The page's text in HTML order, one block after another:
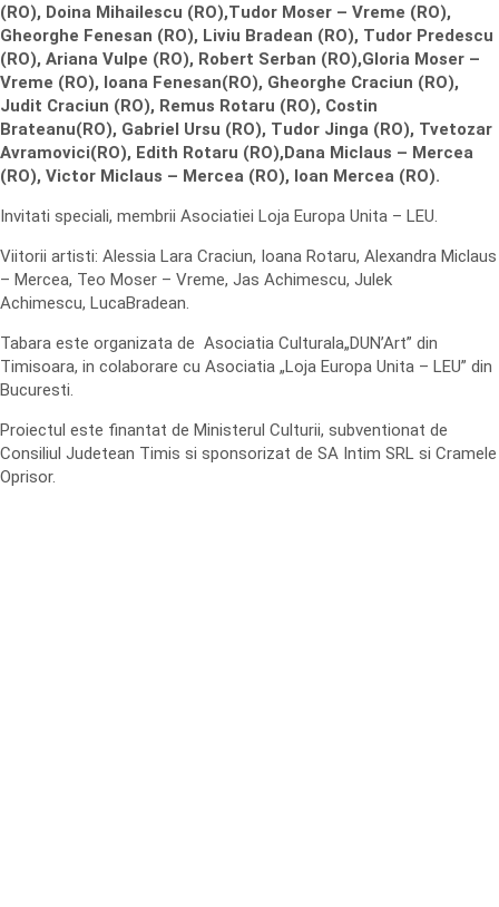
(RO), Doina Mihailescu (RO),Tudor Moser – Vreme (RO),
Gheorghe Fenesan (RO), Liviu Bradean (RO), Tudor Predescu
(RO), Ariana Vulpe (RO), Robert Serban (RO),Gloria Moser –
Vreme (RO), Ioana Fenesan(RO), Gheorghe Craciun (RO),
Judit Craciun (RO), Remus Rotaru (RO), Costin
Brateanu(RO), Gabriel Ursu (RO), Tudor Jinga (RO), Tvetozar
Avramovici(RO), Edith Rotaru (RO),Dana Miclaus – Mercea
(RO), Victor Miclaus – Mercea (RO), Ioan Mercea (RO).
Invitati speciali, membrii Asociatiei Loja Europa Unita – LEU.
Viitorii artisti: Alessia Lara Craciun, Ioana Rotaru, Alexandra Miclaus
– Mercea, Teo Moser – Vreme, Jas Achimescu, Julek
Achimescu, LucaBradean.
Tabara este organizata de Asociatia Culturala„DUN’Art” din
Timisoara, in colaborare cu Asociatia „Loja Europa Unita – LEU” din
Bucuresti.
Proiectul este finantat de Ministerul Culturii, subventionat de
Consiliul Judetean Timis si sponsorizat de SA Intim SRL si Cramele
Oprisor.